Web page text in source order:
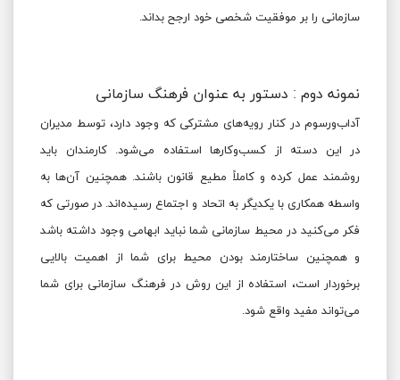
سازمانی را بر موفقیت شخصی خود ارجح بداند.
نمونه دوم : دستور به عنوان فرهنگ سازمانی
آداب‌ورسوم در کنار رویه‌های مشترکی که وجود دارد، توسط مدیران
در این دسته از کسب‌وکارها استفاده می‌شود. کارمندان باید
روشمند عمل کرده و کاملاً مطیع قانون باشند. همچنین آن‌ها به
واسطه همکاری با یکدیگر به اتحاد و اجتماع رسیده‌اند. در صورتی که
فکر می‌کنید در محیط سازمانی شما نباید ابهامی وجود داشته باشد
و همچنین ساختارمند بودن محیط برای شما از اهمیت بالایی
برخوردار است، استفاده از این روش در فرهنگ سازمانی برای شما
می‌تواند مفید واقع شود.